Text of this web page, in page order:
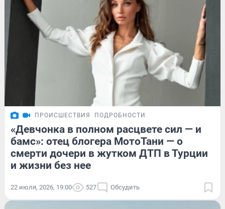
ПРОИСШЕСТВИЯ ПОДРОБНОСТИ
«Девчонка в полном расцвете сил — и
бамс»: отец блогера МотоТани — о
смерти дочери в жутком ДТП в Турции
и жизни без нее
22 июля, 2026, 19:00 527 Обсудить